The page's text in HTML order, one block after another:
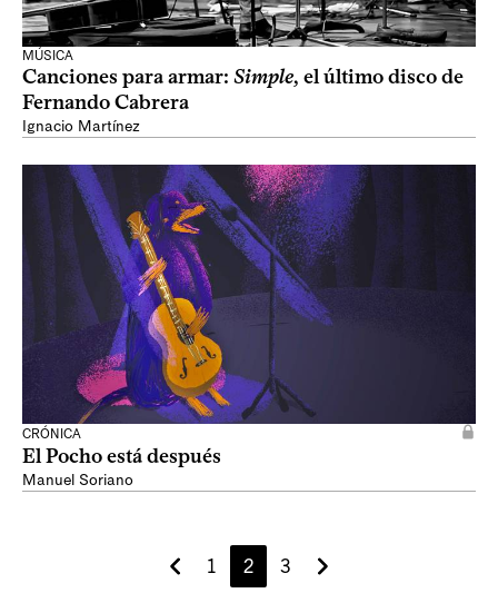
MÚSICA
Canciones para armar: Simple, el último disco de
Fernando Cabrera
Ignacio Martínez
CRÓNICA
El Pocho está después
Manuel Soriano
1 2 3